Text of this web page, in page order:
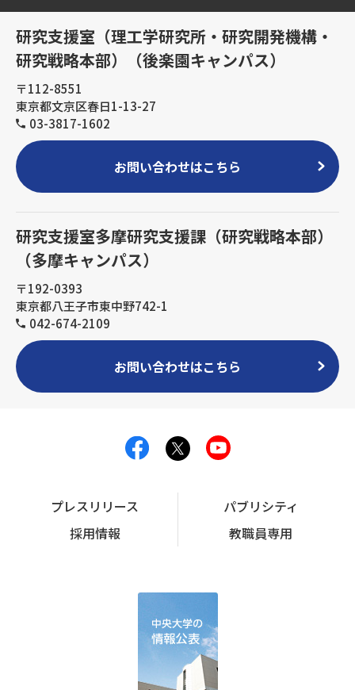
研究支援室（理工学研究所・研究開発機構・
研究戦略本部）（後楽園キャンパス）
〒112-8551
東京都文京区春日1-13-27
03-3817-1602
お問い合わせはこちら
研究支援室多摩研究支援課（研究戦略本部）
（多摩キャンパス）
〒192-0393
東京都八王子市東中野742-1
042-674-2109
お問い合わせはこちら
プレスリリース
パブリシティ
採用情報
教職員専用